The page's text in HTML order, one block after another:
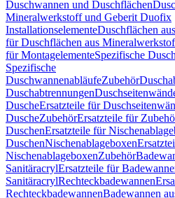
Duschwannen und Duschflächen
Mineralwerkstoff und Geberit Duofix
InstallationselementeDuschflächen
für Duschflächen aus
für MontagelementeSpezifische
Spezifische
DuschwannenabläufeZubehör
Duschabtrennungen
DuscheErsatzteile für
DuscheZubehörErsatzteile für
DuschenErsatzteile für
DuschenNischenablageboxen
NischenablageboxenZubehör
SanitäracrylErsatzteile für
SanitäracrylRechteckbadewannen
RechteckbadewannenBadewannen